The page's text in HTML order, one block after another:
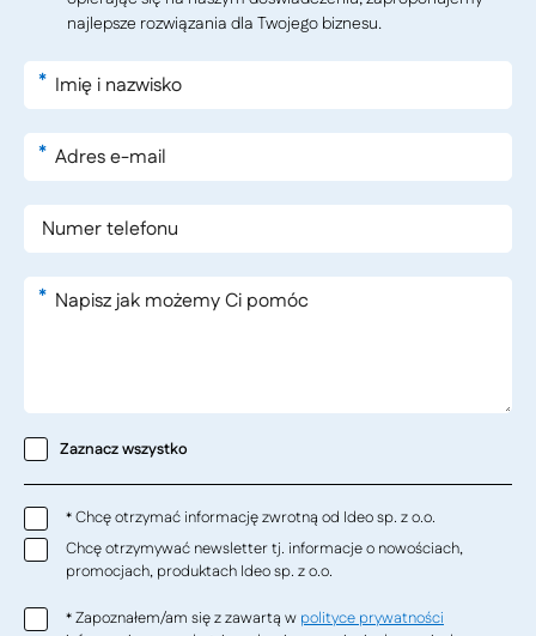
najlepsze rozwiązania dla Twojego biznesu.
*
*
*
Zaznacz wszystko
*Chcę otrzymać informację zwrotną od Ideo sp. z o.o.
Chcę otrzymywać newsletter tj. informacje o nowościach,
promocjach, produktach Ideo sp. z o.o.
*Zapoznałem/am się z zawartą w polityce prywatności